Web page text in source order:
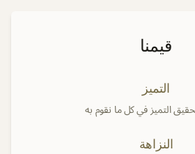
قيمنا
التميز
التميز في كل ما نقوم به
النزاهة